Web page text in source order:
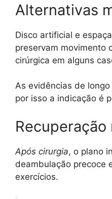
Alternativas
Disco artificial e
preservam movimento
cirúrgica em alguns
As evidências de
por isso a indicação é
Recuperação
Após cirurgia, o plano
deambulação precoce
exercícios.